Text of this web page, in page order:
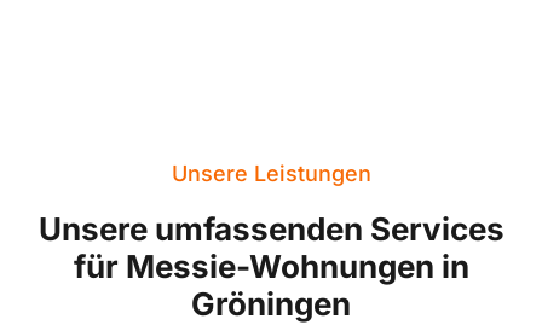
Unsere Leistungen
Unsere umfassenden Services
für Messie-Wohnungen in
Gröningen